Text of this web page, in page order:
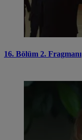
16. Bölüm 2. Fragmanı